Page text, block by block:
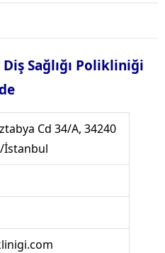
Diş Sağlığı Polikliniği
Cd 34/A, 34240
İstanbul